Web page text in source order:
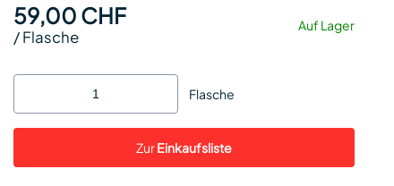
Auf Lager
59,00 CHF
/Flasche
Flasche
ZurEinkaufsliste